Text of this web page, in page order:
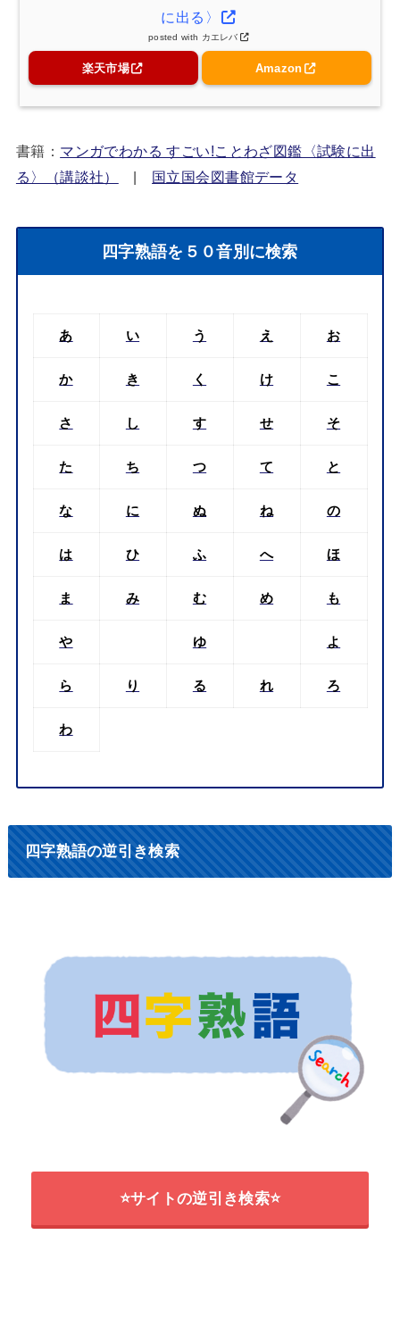
に出る〉
posted with カエレバ
楽天市場 Amazon
書籍： マンガでわかる すごい!ことわざ図鑑〈試験に出
る〉（講談社）
| 国立国会図書館データ
四字熟語を５０音別に検索
あ い う え お
か き く け こ
さ し す せ そ
た ち つ て と
な に ぬ ね の
は ひ ふ へ ほ
ま み む め も
や ゆ よ
ら り る れ ろ
わ
四字熟語の逆引き検索
⭐サイトの逆引き検索⭐